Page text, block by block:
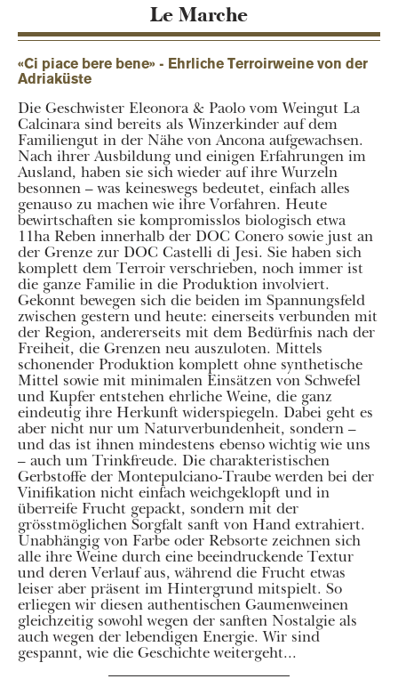
Le Marche
«Ci piace bere bene» - Ehrliche Terroirweine von der
Adriaküste
Die Geschwister Eleonora & Paolo vom Weingut La
Calcinara sind bereits als Winzerkinder auf dem
Familiengut in der Nähe von Ancona aufgewachsen.
Nach ihrer Ausbildung und einigen Erfahrungen im
Ausland, haben sie sich wieder auf ihre Wurzeln
besonnen – was keineswegs bedeutet, einfach alles
genauso zu machen wie ihre Vorfahren. Heute
bewirtschaften sie kompromisslos biologisch etwa
11ha Reben innerhalb der DOC Conero sowie just an
der Grenze zur DOC Castelli di Jesi. Sie haben sich
komplett dem Terroir verschrieben, noch immer ist
die ganze Familie in die Produktion involviert.
Gekonnt bewegen sich die beiden im Spannungsfeld
zwischen gestern und heute: einerseits verbunden mit
der Region, andererseits mit dem Bedürfnis nach der
Freiheit, die Grenzen neu auszuloten. Mittels
schonender Produktion komplett ohne synthetische
Mittel sowie mit minimalen Einsätzen von Schwefel
und Kupfer entstehen ehrliche Weine, die ganz
eindeutig ihre Herkunft widerspiegeln. Dabei geht es
aber nicht nur um Naturverbundenheit, sondern –
und das ist ihnen mindestens ebenso wichtig wie uns
– auch um Trinkfreude. Die charakteristischen
Gerbstoffe der Montepulciano-Traube werden bei der
Vinifikation nicht einfach weichgeklopft und in
überreife Frucht gepackt, sondern mit der
grösstmöglichen Sorgfalt sanft von Hand extrahiert.
Unabhängig von Farbe oder Rebsorte zeichnen sich
alle ihre Weine durch eine beeindruckende Textur
und deren Verlauf aus, während die Frucht etwas
leiser aber präsent im Hintergrund mitspielt. So
erliegen wir diesen authentischen Gaumenweinen
gleichzeitig sowohl wegen der sanften Nostalgie als
auch wegen der lebendigen Energie. Wir sind
gespannt, wie die Geschichte weitergeht...